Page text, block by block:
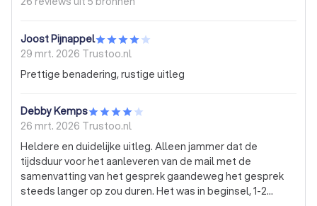
Joost Pijnappel
29 mrt. 2026 Trustoo.nl
Prettige benadering, rustige uitleg
Debby Kemps
26 mrt. 2026 Trustoo.nl
Heldere en duidelijke uitleg. Alleen jammer dat de
tijdsduur voor het aanleveren van de mail met de
samenvatting van het gesprek gaandeweg het gesprek
steeds langer op zou duren. Het was in beginsel, 1-2